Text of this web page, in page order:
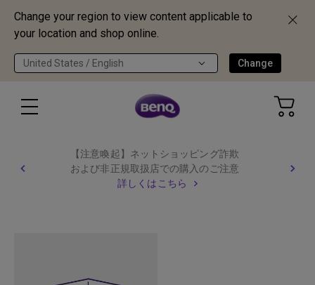
Change your region to view content applicable to
your location and shop online.
United States / English Change
【注意喚起】ネットショッピング詐欺
および非正規取扱店での購入のご注意
詳しくはこちら